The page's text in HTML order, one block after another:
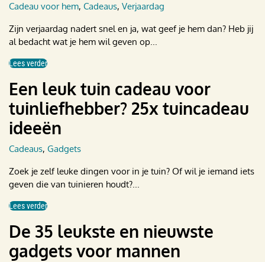
Cadeau voor hem, Cadeaus, Verjaardag
Zijn verjaardag nadert snel en ja, wat geef je hem dan? Heb jij
al bedacht wat je hem wil geven op...
Lees verder
Een leuk tuin cadeau voor
tuinliefhebber? 25x tuincadeau
ideeën
Cadeaus, Gadgets
Zoek je zelf leuke dingen voor in je tuin? Of wil je iemand iets
geven die van tuinieren houdt?...
Lees verder
De 35 leukste en nieuwste
gadgets voor mannen